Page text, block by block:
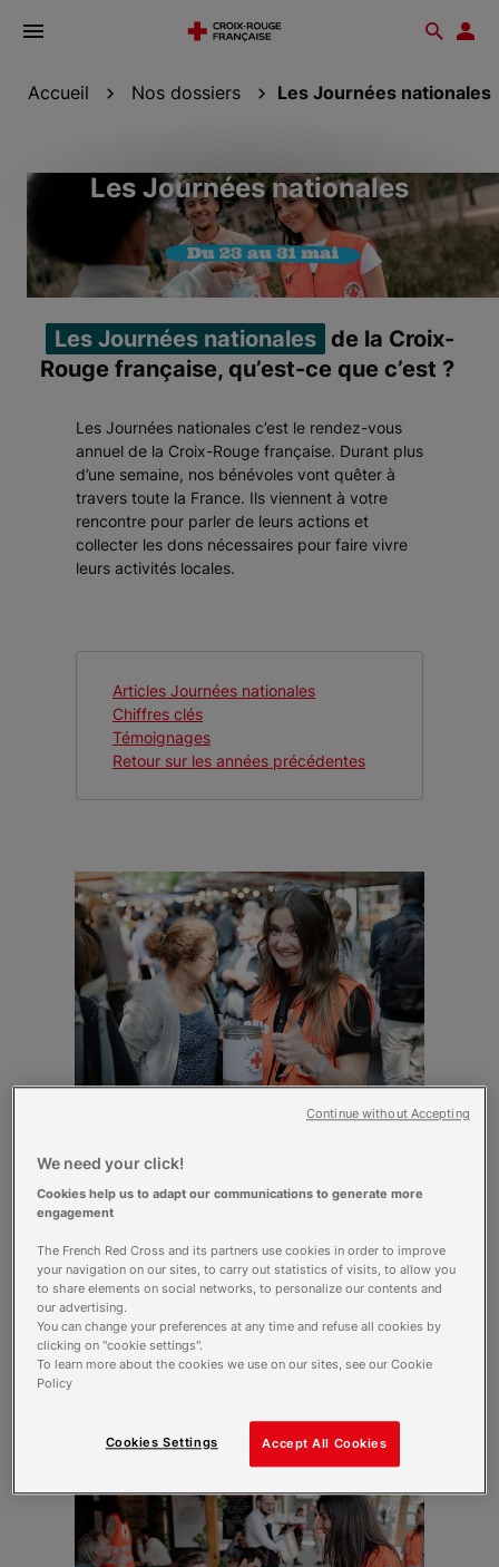
Ouvrir
Accueil Nos dossiers Les Journées nationales
Les Journées nationales
Les Journées nationales
de la Croix-
Rouge française, qu’est-ce que c’est ?
Les Journées nationales c’est le rendez-vous
annuel de la Croix-Rouge française. Durant plus
d’une semaine, nos bénévoles vont quêter à
travers toute la France. Ils viennent à votre
rencontre pour parler de leurs actions et
collecter les dons nécessaires pour faire vivre
leurs activités locales.
Articles Journées nationales
Chiffres clés
Témoignages
Retour sur les années précédentes
Lancement des Journées nationales
2026
leur tirelire ,du 23 au 31 mai , nos bénévoles iront à votre
rencontre partout en France. Objectif : financer toutes nos
actions locales pour aider celles et ceux qui en ont besoin.
Je découvre l'article
We need your click!
Cookies help us to adapt our communications to generate more
engagement
The French Red Cross and its partners use cookies in order to improve
your navigation on our sites, to carry out statistics of visits, to allow you
to share elements on social networks, to personalize our contents and
our advertising.
You can change your preferences at any time and refuse all cookies by
clicking on "cookie settings".
To learn more about the cookies we use on our sites, see our Cookie
Policy
Accept All Cookies
Cookies Settings
Continue without Accepting